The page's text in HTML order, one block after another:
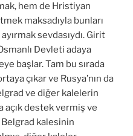
hem de Hristiyan
maksadıyla bunları
sevdasıydı. Girit
Devleti adaya
başlar. Tam bu sırada
çıkar ve Rusya’nın da
ve diğer kalelerin
açık destek vermiş ve
kalesinin